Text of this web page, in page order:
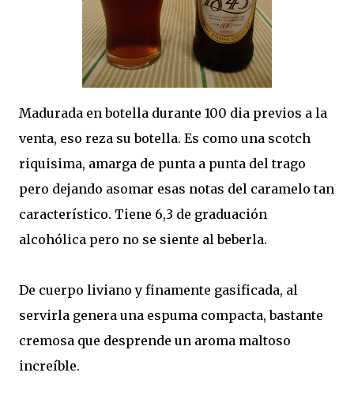
Madurada en botella durante 100 dia previos a la
venta, eso reza su botella. Es como una scotch
riquisima, amarga de punta a punta del trago
pero dejando asomar esas notas del caramelo tan
característico. Tiene 6,3 de graduación
alcohólica pero no se siente al beberla.
De cuerpo liviano y finamente gasificada, al
servirla genera una espuma compacta, bastante
cremosa que desprende un aroma maltoso
increíble.